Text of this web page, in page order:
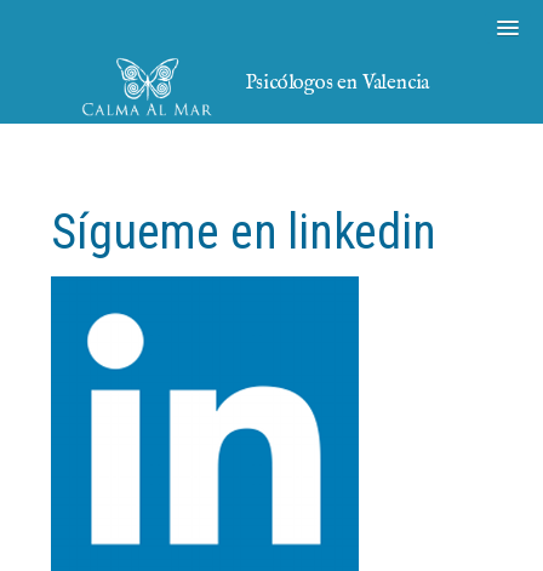
Psicólogos en Valencia
Sígueme en linkedin